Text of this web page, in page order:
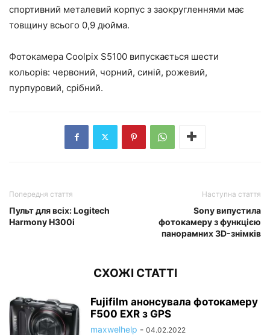
спортивний металевий корпус з заокругленнями має
товщину всього 0,9 дюйма.
Фотокамера Coolpix S5100 випускається шести
кольорів: червоний, чорний, синій, рожевий,
пурпуровий, срібний.
Попередня стаття
Пульт для всіх: Logitech
Harmony H300i
Наступна стаття
Sony випустила
фотокамеру з функцією
панорамних 3D-знімків
СХОЖІ СТАТТІ
Fujifilm анонсувала фотокамеру
F500 EXR з GPS
maxwelhelp - 04.02.2022